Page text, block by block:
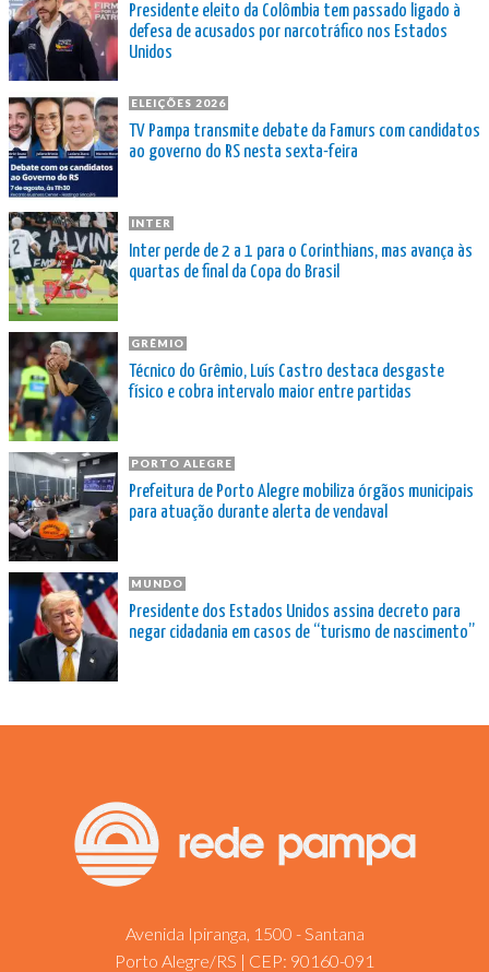
Presidente eleito da Colômbia tem passado ligado à
defesa de acusados por narcotráfico nos Estados
Unidos
ELEIÇÕES 2026
TV Pampa transmite debate da Famurs com candidatos
ao governo do RS nesta sexta-feira
INTER
Inter perde de 2 a 1 para o Corinthians, mas avança às
quartas de final da Copa do Brasil
GRÊMIO
Técnico do Grêmio, Luís Castro destaca desgaste
físico e cobra intervalo maior entre partidas
PORTO ALEGRE
Prefeitura de Porto Alegre mobiliza órgãos municipais
para atuação durante alerta de vendaval
MUNDO
Presidente dos Estados Unidos assina decreto para
negar cidadania em casos de “turismo de nascimento”
Avenida Ipiranga, 1500 - Santana
Porto Alegre/RS | CEP: 90160-091